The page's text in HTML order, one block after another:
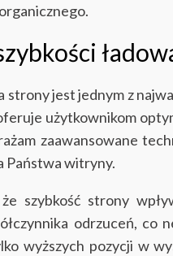
strony jest jednym z
użytkownikom
zaawansowane
Państwa witryny.
szybkość strony
odrzuceń,
wyższych pozycji w